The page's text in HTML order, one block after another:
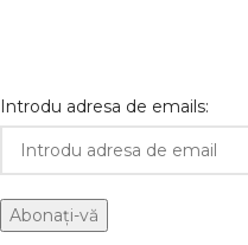
Introdu adresa de emails: